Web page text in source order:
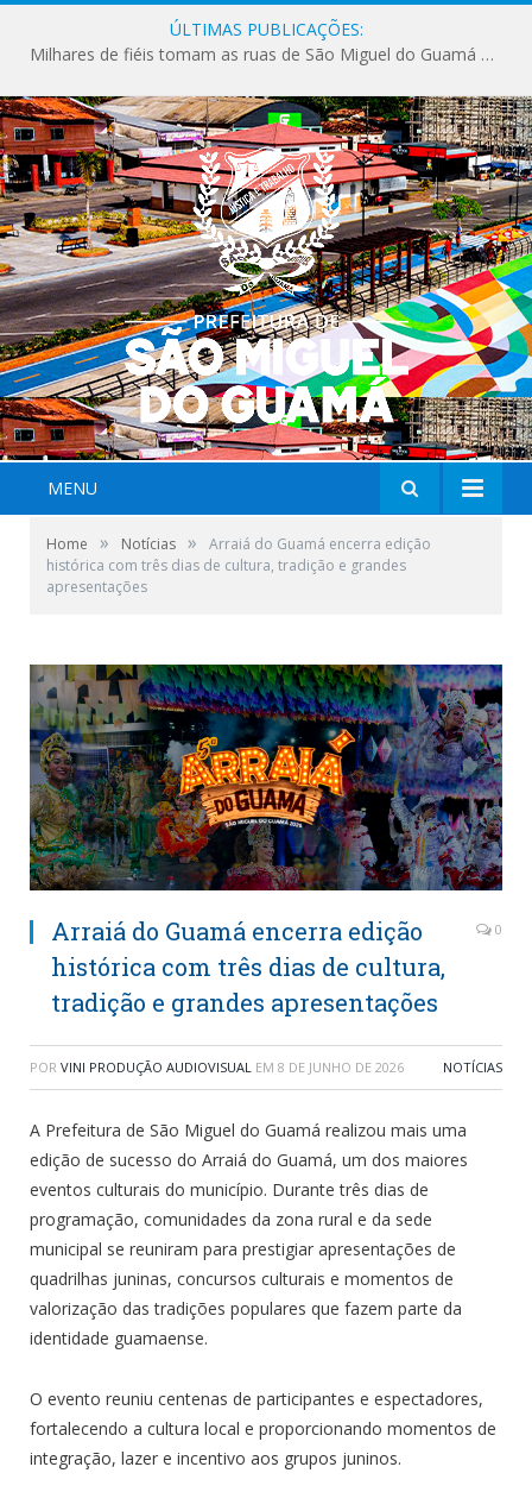
ÚLTIMAS PUBLICAÇÕES:
Milhares de fiéis tomam as ruas de São Miguel do Guamá em uma grande celebração de fé na Marcha para Jesus 2026.
MENU
Home » Notícias »
Arraiá do Guamá encerra edição
histórica com três dias de cultura, tradição e grandes
apresentações
Arraiá do Guamá encerra edição
histórica com três dias de cultura,
tradição e grandes apresentações
0
POR VINI PRODUÇÃO AUDIOVISUAL EM 8 DE JUNHO DE 2026 NOTÍCIAS
A Prefeitura de São Miguel do Guamá realizou mais uma
edição de sucesso do Arraiá do Guamá, um dos maiores
eventos culturais do município. Durante três dias de
programação, comunidades da zona rural e da sede
municipal se reuniram para prestigiar apresentações de
quadrilhas juninas, concursos culturais e momentos de
valorização das tradições populares que fazem parte da
identidade guamaense.
O evento reuniu centenas de participantes e espectadores,
fortalecendo a cultura local e proporcionando momentos de
integração, lazer e incentivo aos grupos juninos.